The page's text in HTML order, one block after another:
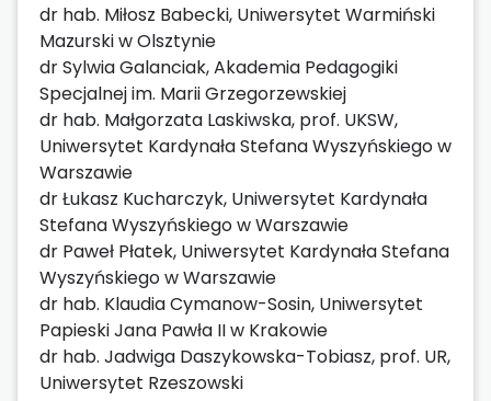
dr hab. Miłosz Babecki, Uniwersytet Warmiński
Mazurski w Olsztynie
dr Sylwia Galanciak, Akademia Pedagogiki
Specjalnej im. Marii Grzegorzewskiej
dr hab. Małgorzata Laskiwska, prof. UKSW,
Uniwersytet Kardynała Stefana Wyszyńskiego w
Warszawie
dr Łukasz Kucharczyk, Uniwersytet Kardynała
Stefana Wyszyńskiego w Warszawie
dr Paweł Płatek, Uniwersytet Kardynała Stefana
Wyszyńskiego w Warszawie
dr hab. Klaudia Cymanow-Sosin, Uniwersytet
Papieski Jana Pawła II w Krakowie
dr hab. Jadwiga Daszykowska-Tobiasz, prof. UR,
Uniwersytet Rzeszowski